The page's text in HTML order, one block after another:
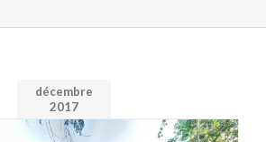
décembre
2017